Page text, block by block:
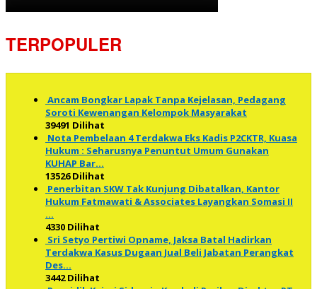
TERPOPULER
Ancam Bongkar Lapak Tanpa Kejelasan, Pedagang
Soroti Kewenangan Kelompok Masyarakat
39491 Dilihat
Nota Pembelaan 4 Terdakwa Eks Kadis P2CKTR, Kuasa
Hukum : Seharusnya Penuntut Umum Gunakan
KUHAP Bar…
13526 Dilihat
Penerbitan SKW Tak Kunjung Dibatalkan, Kantor
Hukum Fatmawati & Associates Layangkan Somasi II
…
4330 Dilihat
Sri Setyo Pertiwi Opname, Jaksa Batal Hadirkan
Terdakwa Kasus Dugaan Jual Beli Jabatan Perangkat
Des…
3442 Dilihat